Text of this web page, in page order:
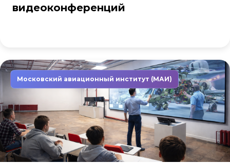
видеоконференций
Московский авиационный институт (МАИ)